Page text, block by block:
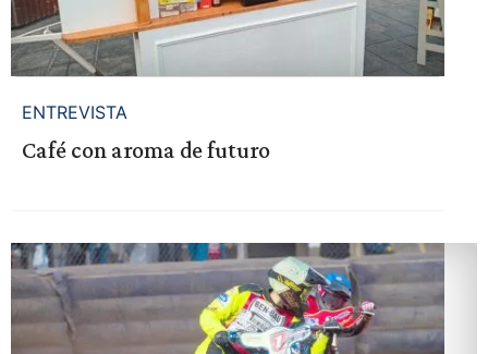
ENTREVISTA
Café con aroma de futuro